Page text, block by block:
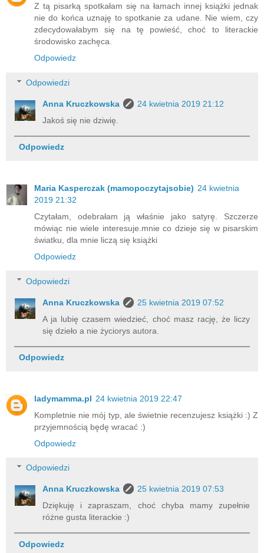
Z tą pisarką spotkałam się na łamach innej książki jednak
nie do końca uznaję to spotkanie za udane. Nie wiem, czy
zdecydowałabym się na tę powieść, choć to literackie
środowisko zachęca.
Odpowiedz
Odpowiedzi
Anna Kruczkowska
24 kwietnia 2019 21:12
Jakoś się nie dziwię.
Odpowiedz
Maria Kasperczak (mamopoczytajsobie) 24 kwietnia
2019 21:32
Czytałam, odebrałam ją właśnie jako satyrę. Szczerze
mówiąc nie wiele interesuje.mnie co dzieje się w pisarskim
światku, dla mnie liczą się książki
Odpowiedz
Odpowiedzi
Anna Kruczkowska
25 kwietnia 2019 07:52
A ja lubię czasem wiedzieć, choć masz rację, że liczy
się dzieło a nie życiorys autora.
Odpowiedz
ladymamma.pl 24 kwietnia 2019 22:47
Kompletnie nie mój typ, ale świetnie recenzujesz książki :) Z
przyjemnością będę wracać :)
Odpowiedz
Odpowiedzi
Anna Kruczkowska
25 kwietnia 2019 07:53
Dziękuję i zapraszam, choć chyba mamy zupełnie
różne gusta literackie :)
Odpowiedz